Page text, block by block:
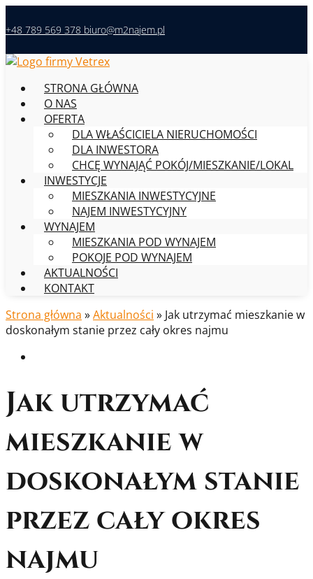
+48 789 569 378 biuro@m2najem.pl
STRONA GŁÓWNA
O NAS
OFERTA
DLA WŁAŚCICIELA NIERUCHOMOŚCI
DLA INWESTORA
CHCĘ WYNAJĄĆ POKÓJ/MIESZKANIE/LOKAL
INWESTYCJE
MIESZKANIA INWESTYCYJNE
NAJEM INWESTYCYJNY
WYNAJEM
MIESZKANIA POD WYNAJEM
POKOJE POD WYNAJEM
AKTUALNOŚCI
KONTAKT
Strona główna »Aktualności » Jak utrzymać mieszkanie w
doskonałym stanie przez cały okres najmu
Jak utrzymać
mieszkanie w
doskonałym stanie
przez cały okres
najmu